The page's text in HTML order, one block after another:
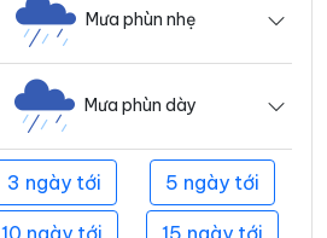
Mưa phùn nhẹ
Mưa phùn dày
3 ngày tới 5 ngày tới
10 ngày tới 15 ngày tới